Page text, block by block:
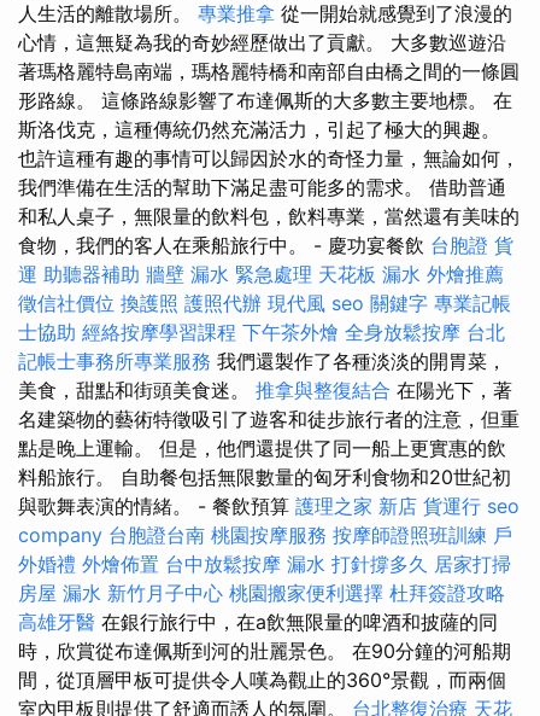
人生活的離散場所。 專業推拿 從一開始就感覺到了浪漫的
心情，這無疑為我的奇妙經歷做出了貢獻。 大多數巡遊沿
著瑪格麗特島南端，瑪格麗特橋和南部自由橋之間的一條圓
形路線。 這條路線影響了布達佩斯的大多數主要地標。 在
斯洛伐克，這種傳統仍然充滿活力，引起了極大的興趣。
也許這種有趣的事情可以歸因於水的奇怪力量，無論如何，
我們準備在生活的幫助下滿足盡可能多的需求。 借助普通
和私人桌子，無限量的飲料包，飲料專業，當然還有美味的
食物，我們的客人在乘船旅行中。 - 慶功宴餐飲 台胞證 貨
運 助聽器補助 牆壁 漏水 緊急處理 天花板 漏水 外燴推薦
徵信社價位 換護照 護照代辦 現代風 seo 關鍵字 專業記帳
士協助 經絡按摩學習課程 下午茶外燴 全身放鬆按摩 台北
記帳士事務所專業服務 我們還製作了各種淡淡的開胃菜，
美食，甜點和街頭美食迷。 推拿與整復結合 在陽光下，著
名建築物的藝術特徵吸引了遊客和徒步旅行者的注意，但重
點是晚上運輸。 但是，他們還提供了同一船上更實惠的飲
料船旅行。 自助餐包括無限數量的匈牙利食物和20世紀初
與歌舞表演的情緒。 - 餐飲預算 護理之家 新店 貨運行 seo
company 台胞證台南 桃園按摩服務 按摩師證照班訓練 戶
外婚禮 外燴佈置 台中放鬆按摩 漏水 打針撐多久 居家打掃
房屋 漏水 新竹月子中心 桃園搬家便利選擇 杜拜簽證攻略
高雄牙醫 在銀行旅行中，在a飲無限量的啤酒和披薩的同
時，欣賞從布達佩斯到河的壯麗景色。 在90分鐘的河船期
間，從頂層甲板可提供令人嘆為觀止的360°景觀，而兩個
室內甲板則提供了舒適而誘人的氛圍。 台北整復治療 天花